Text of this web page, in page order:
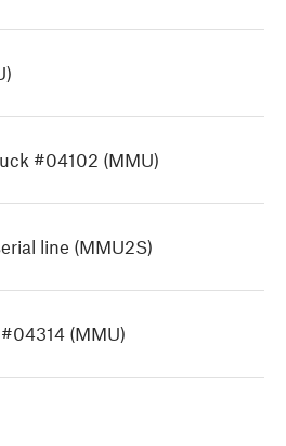
#04102 (MMU)
line (MMU2S)
(MMU)